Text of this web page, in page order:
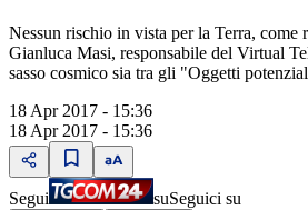
Nessun rischio in vista per la Terra, come
Gianluca Masi, responsabile del Virtual
sasso cosmico sia tra gli "Oggetti
18 Apr 2017 - 15:36
18 Apr 2017 - 15:36
Segui suSeguici su